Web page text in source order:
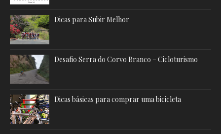
Dicas para Subir Melhor
Desafio Serra do Corvo Branco – Cicloturismo
Dicas básicas para comprar uma bicicleta